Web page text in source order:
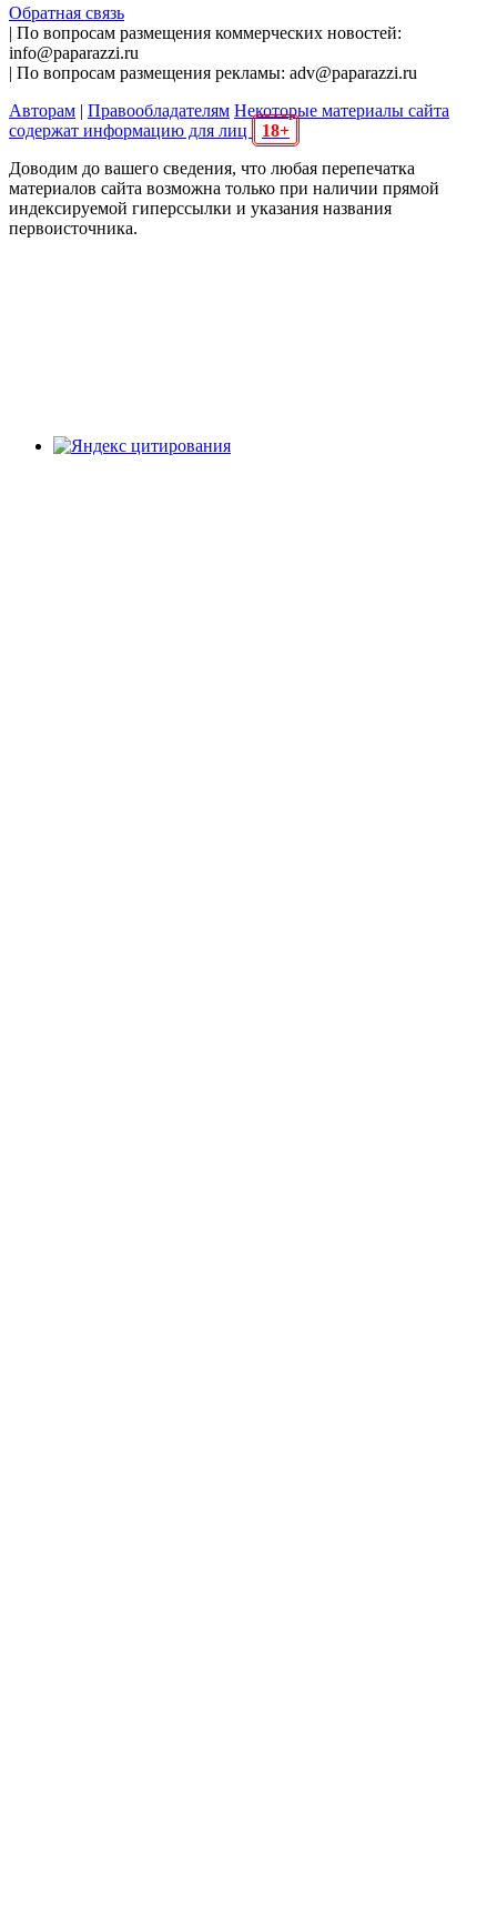
Обратная связь
| По вопросам размещения коммерческих новостей:
info@paparazzi.ru
| По вопросам размещения рекламы: adv@paparazzi.ru
Авторам | Правообладателям Некоторые материалы сайта
содержат информацию для лиц
18+
Доводим до вашего сведения, что любая перепечатка
материалов сайта возможна только при наличии прямой
индексируемой гиперссылки и указания названия
первоисточника.